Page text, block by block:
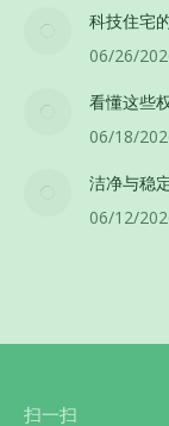
科技住宅
06/26/
看懂这些
06/18/
洁净与稳
06/12/
扫一扫